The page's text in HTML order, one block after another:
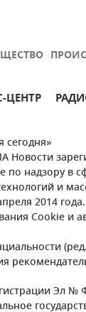
ЦЕНТР
Новости
по надзору в
и
2014 года.
Cookie и
Эл №